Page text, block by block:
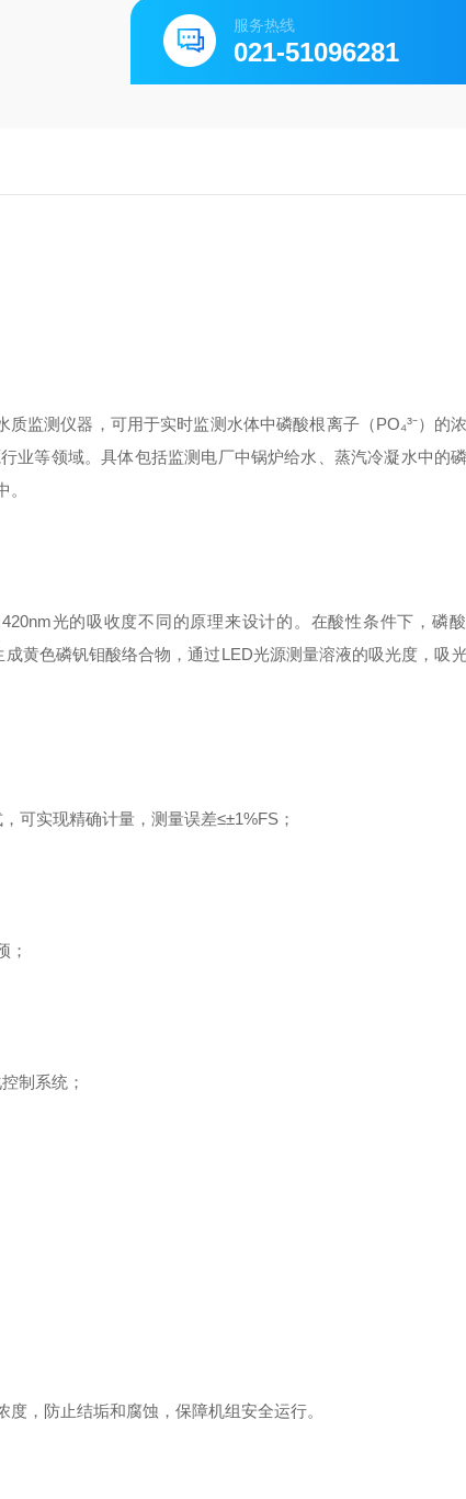
服务热线
021-51096281
监测仪器，可用于实时监测水体中磷酸根离子（PO₄³⁻）的
业等领域。具体包括监测电厂中锅炉给水、蒸汽冷凝水中的
光的吸收度不同的原理来设计的。在酸性条件下，磷
成黄色磷钒钼酸络合物，通过LED光源测量溶液的吸光度，吸
可实现精确计量，测量误差≤±1%FS；
；
制系统；
，防止结垢和腐蚀，保障机组安全运行。